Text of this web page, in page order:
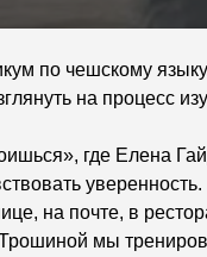
по чешскому
на процесс
где Елена
на почте, в
мы